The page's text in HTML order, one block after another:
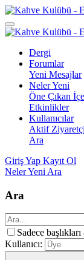
Dergi
Forumlar
Yeni Mesajlar
Neler Yeni
Öne Çıkan
Etkinlikler
Kullanıcılar
Aktif
Ara
Giriş Yap Kayıt Ol
Neler Yeni Ara
Ara
Sadece başlıkları
Kullanıcı: